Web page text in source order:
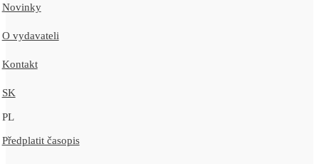
Novinky
O vydavateli
Kontakt
SK
PL
Předplatit časopis